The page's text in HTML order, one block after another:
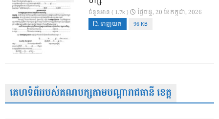
ចំនួនអាន ( 1.7k ) ថ្ងៃ​ចន្ទ, 20 ខែ​កក្កដា, 2026
ទាញយក 96 KB
គេហទំព័ររបស់គណបក្សតាមបណ្តារាជធានី ខេត្ត